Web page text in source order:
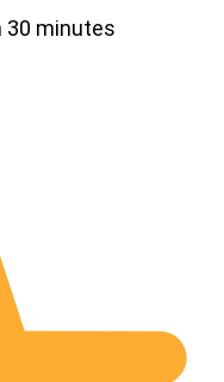
30 minutes